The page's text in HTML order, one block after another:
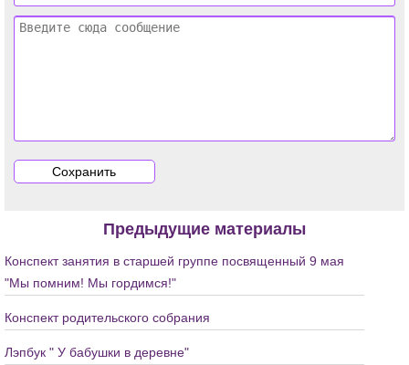
Предыдущие материалы
Конспект занятия в старшей группе посвященный 9 мая
"Мы помним! Мы гордимся!"
Конспект родительского собрания
Лэпбук " У бабушки в деревне"